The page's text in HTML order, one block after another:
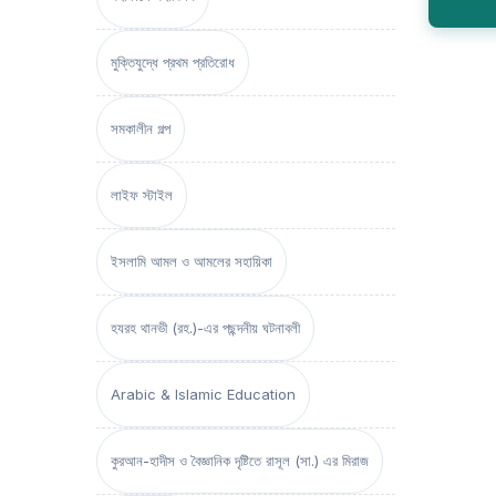
মুক্তিযুদ্ধে প্রথম প্রতিরোধ
সমকালীন গল্প
লাইফ স্টাইল
ইসলামি আমল ও আমলের সহায়িকা
হযরহ থানভী (রহ.)-এর পছন্দনীয় ঘটনাবলী
Arabic & Islamic Education
কুরআন-হাদীস ও বৈজ্ঞানিক দৃষ্টিতে রাসূল (সা.) এর মিরাজ